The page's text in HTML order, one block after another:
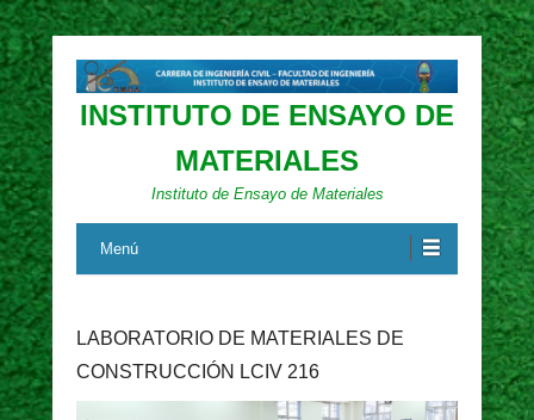
INSTITUTO DE ENSAYO DE
MATERIALES
Instituto de Ensayo de Materiales
Menú
LABORATORIO DE MATERIALES DE
CONSTRUCCIÓN LCIV 216